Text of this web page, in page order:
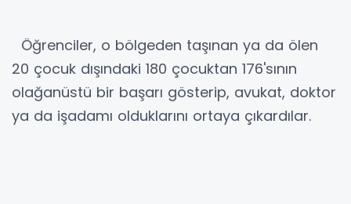
Öğrenciler, o bölgeden taşınan ya da ölen
20 çocuk dışındaki 180 çocuktan 176'sının
olağanüstü bir başarı gösterip, avukat, doktor
ya da işadamı olduklarını ortaya çıkardılar.